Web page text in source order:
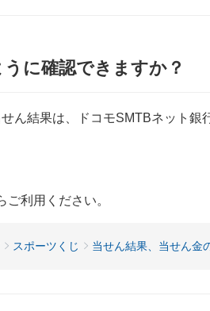
に確認できますか？
ん結果は、ドコモSMTBネット銀
利用ください。
スポーツくじ 当せん結果、当せん金